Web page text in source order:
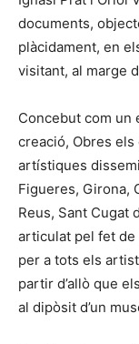
documents,
plàcidament, en
visitant, al marge
Concebut com un
creació, Obres
artístiques
Figueres, Girona,
Reus, Sant Cugat
articulat pel fet de
per a tots els
partir d’allò que
al dipòsit d’un